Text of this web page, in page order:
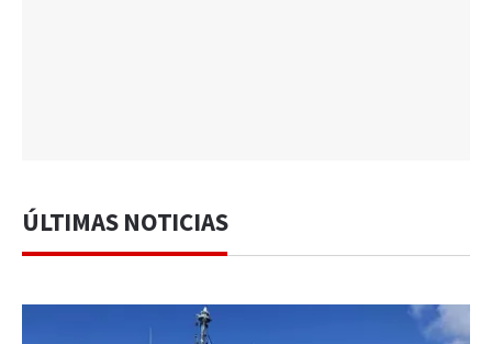
ÚLTIMAS NOTICIAS